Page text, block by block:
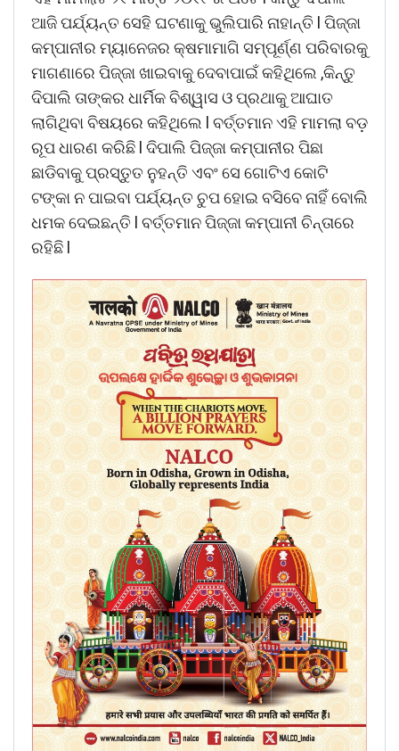
ଆଜି ପର୍ଯ୍ୟନ୍ତ ସେହି ଘଟଣାକୁ ଭୁଲିପାରି ନାହାନ୍ତି l ପିଜ୍ଜା
କମ୍ପାନୀର ମ୍ୟାନେଜର କ୍ଷମାମାଗି ସମ୍ପୂର୍ଣ୍ଣ ପରିବାରକୁ
ମାଗଣାରେ ପିଜ୍ଜା ଖାଇବାକୁ ଦେବାପାଇଁ କହିଥିଲେ ,କିନ୍ତୁ
ଦିପାଲି ତାଙ୍କର ଧାର୍ମିକ ବିଶ୍ୱାସ ଓ ପ୍ରଥାକୁ ଆଘାତ
ଲାଗିଥିବା ବିଷୟରେ କହିଥିଲେ l ବର୍ତ୍ତମାନ ଏହି ମାମଲା ବଡ଼
ରୂପ ଧାରଣ କରିଛି l ଦିପାଲି ପିଜ୍ଜା କମ୍ପାନୀର ପିଛା
ଛାଡିବାକୁ ପ୍ରସ୍ତୁତ ନୁହନ୍ତି ଏବଂ ସେ ଗୋଟିଏ କୋଟି
ଟଙ୍କା ନ ପାଇବା ପର୍ଯ୍ୟନ୍ତ ଚୁପ ହୋଇ ବସିବେ ନାହିଁ ବୋଲି
ଧମକ ଦେଇଛନ୍ତି l ବର୍ତ୍ତମାନ ପିଜ୍ଜା କମ୍ପାନୀ ଚିନ୍ତାରେ
ରହିଛି l